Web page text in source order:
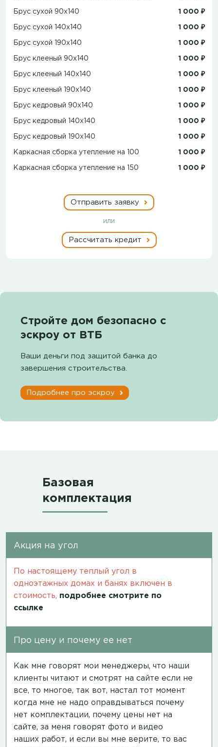
Брус сухой 90x140 1 000 ₽
Брус сухой 140x140 1 000 ₽
Брус сухой 190x140 1 000 ₽
Брус клееный 90x140 1 000 ₽
Брус клееный 140x140 1 000 ₽
Брус клееный 190x140 1 000 ₽
Брус кедровый 90x140 1 000 ₽
Брус кедровый 140x140 1 000 ₽
Брус кедровый 190x140 1 000 ₽
Каркасная сборка утепление на 100 1 000 ₽
Каркасная сборка утепление на 150 1 000 ₽
Отправить заявку
или
Рассчитать кредит
Стройте дом безопасно с
эскроу от ВТБ
Ваши деньги под защитой банка до
завершения строительства.
Подробнее про эскроу
Базовая
комплектация
Акция на угол
По настоящему теплый угол в
одноэтажных домах и банях включен в
стоимость, подробнее смотрите по
ссылке
Про цену и почему ее нет
Как мне говорят мои менеджеры, что наши
клиенты читают и смотрят на сайте если не
все, то многое, так вот, настал тот момент
когда мне не надо оправдываться почему
нет комплектации, почему цены нет на
сайте, за меня говорят фото и видео
наших работ, и если вы мне верите, то вас